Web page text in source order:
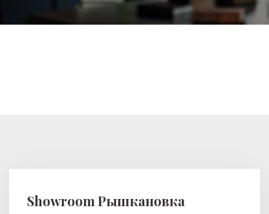
Showroom Рышкановка